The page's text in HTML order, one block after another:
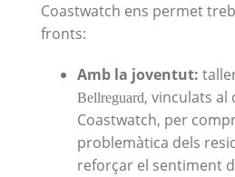
Coastwatch ens permet
fronts:
Amb la joventut:
Bellreguard, vinculats al
Coastwatch, per
problemàtica dels
reforçar el sentiment